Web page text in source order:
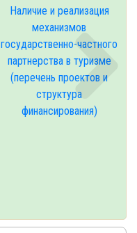
Наличие и реализация
механизмов
государственно-частного
партнерства в туризме
(перечень проектов и
структура
финансирования)